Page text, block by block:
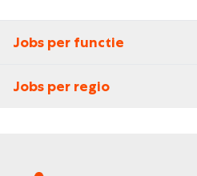
Jobs per functie
Jobs per regio